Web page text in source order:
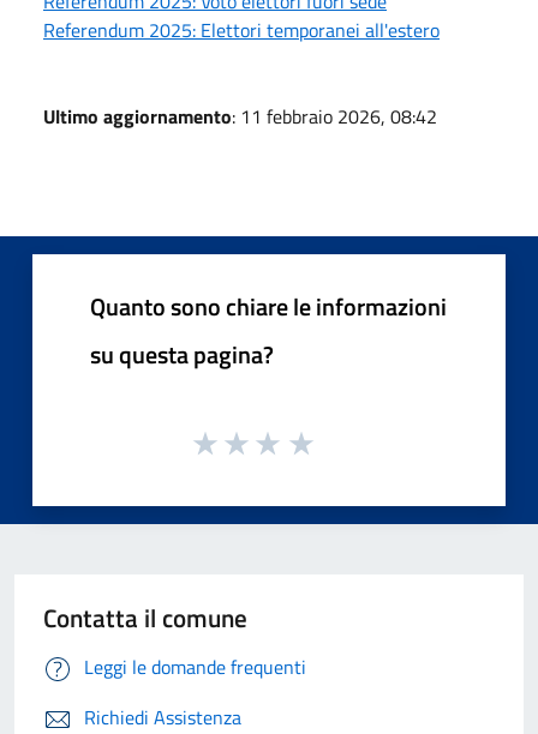
Referendum 2025: Elettori temporanei all'estero
Ultimo aggiornamento: 11 febbraio 2026, 08:42
Quanto sono chiare le informazioni
su questa pagina?
Contatta il comune
Leggi le domande frequenti
Richiedi Assistenza